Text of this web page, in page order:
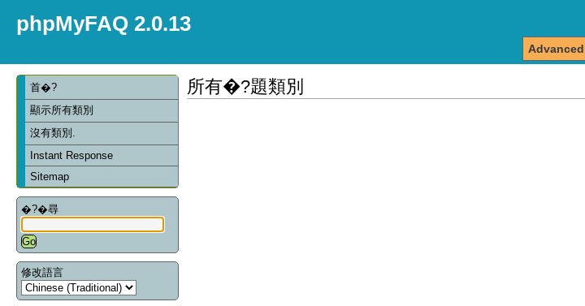
phpMyFAQ 2.0.13
首�?
顯示所有類別
沒有類別.
Instant Response
Sitemap
�?�尋
修改語言
所有�?題類別